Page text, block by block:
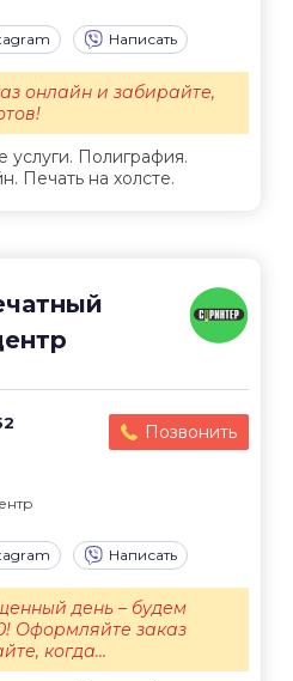
Написать
услуги. Полиграфия.
Печать на холсте.
онлайн и забирайте,
Позвонить
Написать
день – будем
Оформляйте заказ
когда...